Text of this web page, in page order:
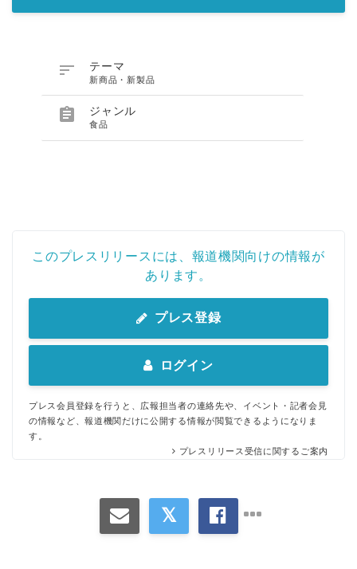
 テーマ
新商品・新製品
 ジャンル
食品
このプレスリリースには、報道機関向けの情報が
あります。
プレス登録
ログイン
プレス会員登録を行うと、広報担当者の連絡先や、イベント・記者会見
の情報など、報道機関だけに公開する情報が閲覧できるようになりま
す。
プレスリリース受信に関するご案内